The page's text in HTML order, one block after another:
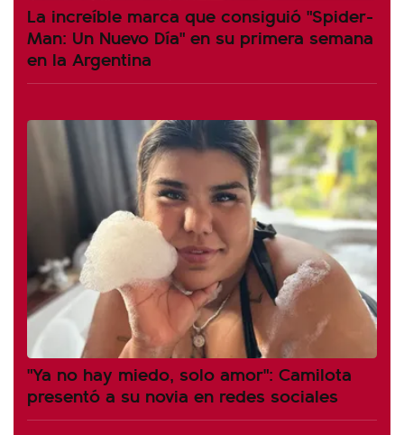
La increíble marca que consiguió "Spider-
Man: Un Nuevo Día" en su primera semana
en la Argentina
"Ya no hay miedo, solo amor": Camilota
presentó a su novia en redes sociales